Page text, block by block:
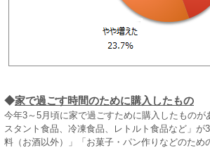
◆家で過ごす時間のために購入したもの
今年3～5月頃に家で過ごすために購入したもの
スタント食品、冷凍食品、レトルト食品など」
料（お酒以外）」「お菓子・パン作りなどのた